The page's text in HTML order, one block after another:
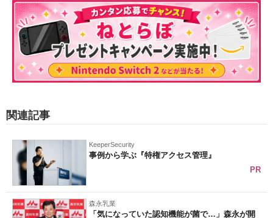
関連記事
KeeperSecurity
事例から学ぶ『特権アクセス管理』
PR
森永乳業
「気になっていた認知機能が菌で…」森永が開